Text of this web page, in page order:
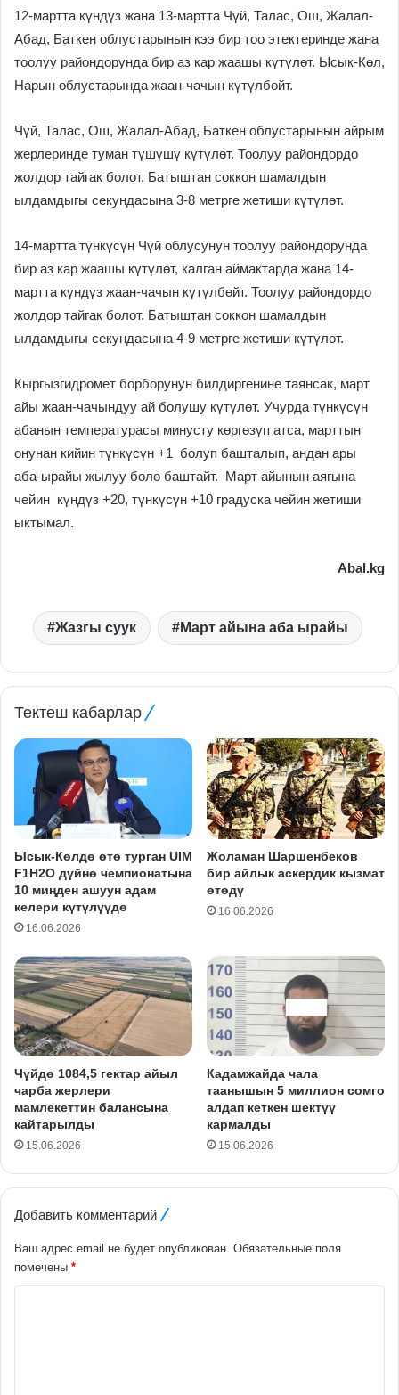
12-мартта күндүз жана 13-мартта Чүй, Талас, Ош, Жалал-
Абад, Баткен облустарынын кээ бир тоо этектеринде жана
тоолуу райондорунда бир аз кар жаашы күтүлөт. Ысык-Көл,
Нарын облустарында жаан-чачын күтүлбөйт.
Чүй, Талас, Ош, Жалал-Абад, Баткен облустарынын айрым
жерлеринде туман түшүшү күтүлөт. Тоолуу райондордо
жолдор тайгак болот. Батыштан соккон шамалдын
ылдамдыгы секундасына 3-8 метрге жетиши күтүлөт.
14-мартта түнкүсүн Чүй облусунун тоолуу райондорунда
бир аз кар жаашы күтүлөт, калган аймактарда жана 14-
мартта күндүз жаан-чачын күтүлбөйт. Тоолуу райондордо
жолдор тайгак болот. Батыштан соккон шамалдын
ылдамдыгы секундасына 4-9 метрге жетиши күтүлөт.
Кыргызгидромет борборунун билдиргенине таянсак, март
айы жаан-чачындуу ай болушу күтүлөт. Учурда түнкүсүн
абанын температурасы минусту көргөзүп атса, марттын
онунан кийин түнкүсүн +1 болуп башталып, андан ары
аба-ырайы жылуу боло баштайт. Март айынын аягына
чейин күндүз +20, түнкүсүн +10 градуска чейин жетиши
ыктымал.
Abal.kg
Жазгы суук Март айына аба ырайы
Тектеш кабарлар
Ысык-Көлдө өтө турган UIM
F1H2O дүйнө чемпионатына
10 миңден ашуун адам
келери күтүлүүдө
16.06.2026
Жоламан Шаршенбеков
бир айлык аскердик кызмат
өтөдү
16.06.2026
Чүйдө 1084,5 гектар айыл
чарба жерлери
мамлекеттин балансына
кайтарылды
15.06.2026
Кадамжайда чала
таанышын 5 миллион сомго
алдап кеткен шектүү
кармалды
15.06.2026
Добавить комментарий
Ваш адрес email не будет опубликован. Обязательные поля
помечены *